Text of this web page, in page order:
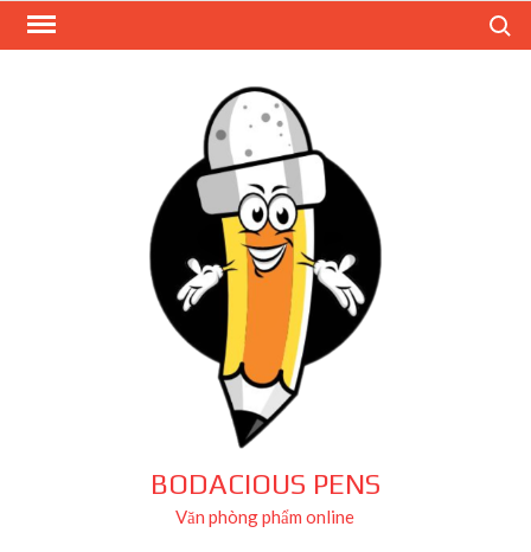
Skip
BODACIOUS PENS
Văn phòng phẩm online